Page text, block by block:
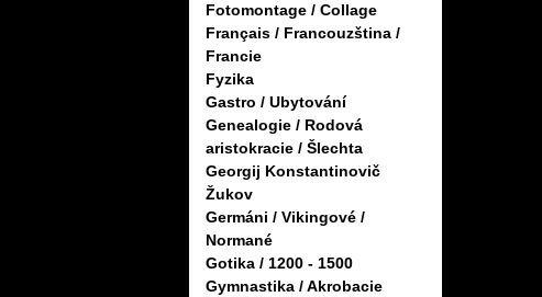
Fotomontage / Collage
Français / Francouzština /
Francie
Fyzika
Gastro / Ubytování
Genealogie / Rodová
aristokracie / Šlechta
Georgij Konstantinovič
Žukov
Germáni / Vikingové /
Normané
Gotika / 1200 - 1500
Gymnastika / Akrobacie